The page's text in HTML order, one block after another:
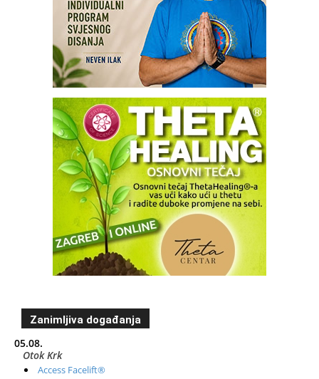
Zanimljiva događanja
05.08.
Otok Krk
Access Facelift®